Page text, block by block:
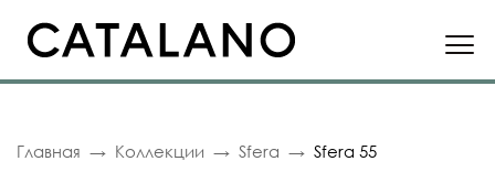
Главная Коллекции Sfera Sfera 55